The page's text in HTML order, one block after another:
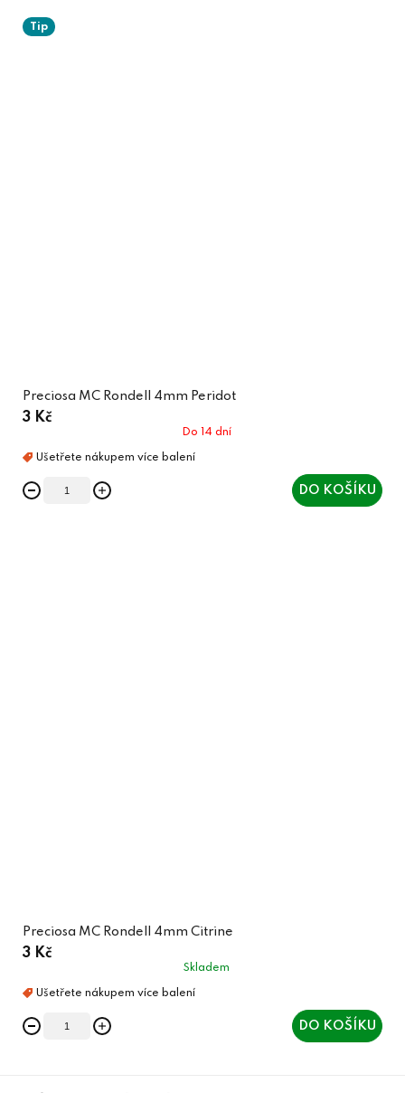
Tip
Preciosa MC Rondell 4mm Peridot
3 Kč
Do 14 dní
DO KOŠÍKU
Preciosa MC Rondell 4mm Citrine
3 Kč
Skladem
DO KOŠÍKU